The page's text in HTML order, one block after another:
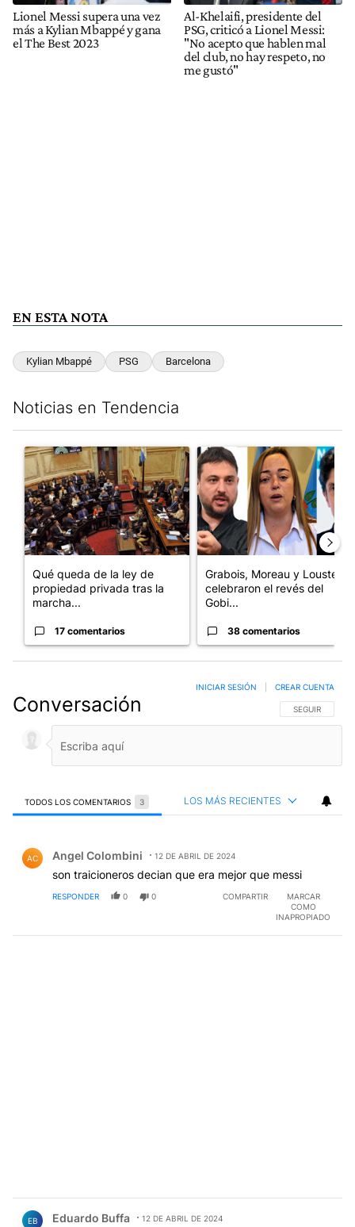
Lionel Messi supera una vez
más a Kylian Mbappé y gana
el The Best 2023
Al-Khelaifi, presidente del
PSG, criticó a Lionel Messi:
"No acepto que hablen mal
del club, no hay respeto, no
me gustó"
EN ESTA NOTA
Kylian Mbappé PSG Barcelona
Noticias en Tendencia
Un artículo de tendencia con el título "Qué queda de la ley de
Qué queda de la ley de
propiedad privada tras la
marcha...
17 comentarios
Un artículo de tendencia con
Grabois, Moreau y Lousteau
celebraron el revés del
Gobi...
38 comentarios
Conversación SIGA ESTA
SEGUIR
INICIAR SESIÓN CREAR CUENTA
TODOS LOS COMENTARIOS 3 LOS MÁS RECIENTES
AC Angel Colombini 12 DE ABRIL DE 2024
son traicioneros decian que era mejor que messi
RESPONDER 0 0 COMPARTIR
MARCAR
COMO
INAPROPIADO
EB Eduardo Buffa 12 DE ABRIL DE 2024